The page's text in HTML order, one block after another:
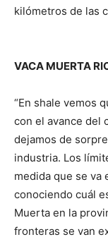
kilómetros de las
VACA MUERTA
“En shale vemos
con el avance del
dejamos de
industria. Los
medida que se va
conociendo cuál
Muerta en la
fronteras se van